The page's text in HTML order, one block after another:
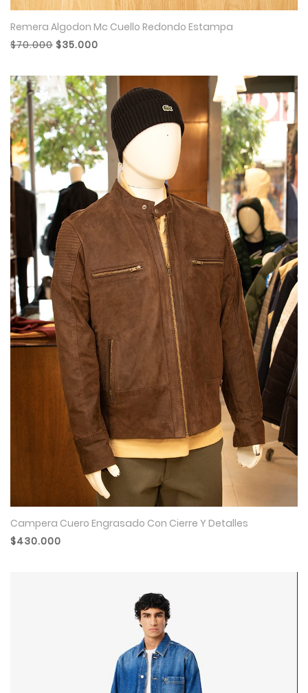
Remera Algodon Mc Cuello Redondo Estampa
$70.000 $35.000
Campera Cuero Engrasado Con Cierre Y Detalles
$430.000